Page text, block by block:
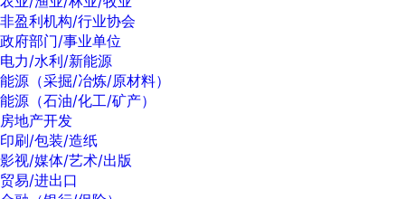
非盈利机构/行业协会
政府部门/事业单位
电力/水利/新能源
能源（采掘/冶炼/原材料）
能源（石油/化工/矿产）
房地产开发
印刷/包装/造纸
影视/媒体/艺术/出版
贸易/进出口